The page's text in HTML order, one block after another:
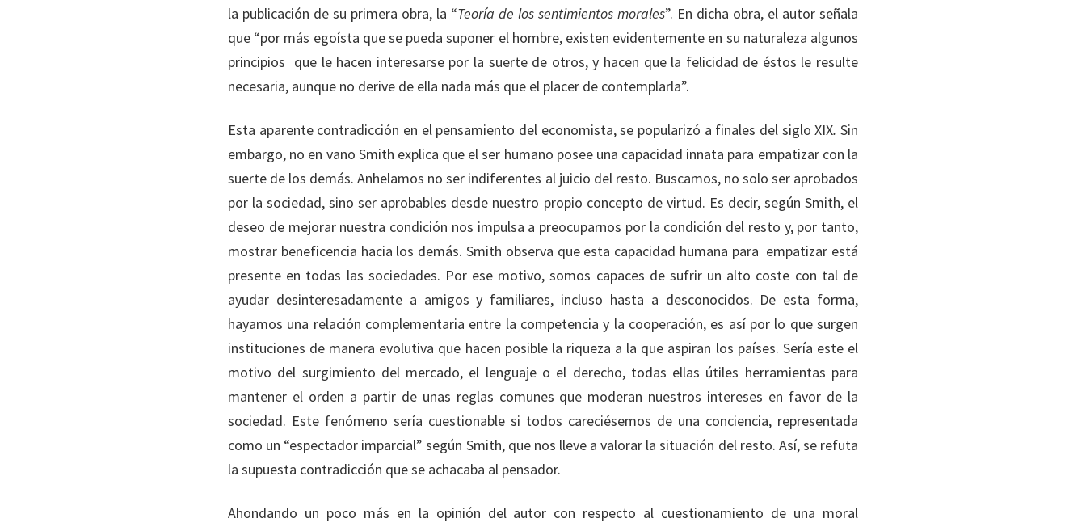
la publicación de su primera obra, la “Teoría de los sentimientos morales”. En dicha obra, el autor señala
que “por más egoísta que se pueda suponer el hombre, existen evidentemente en su naturaleza algunos
principios que le hacen interesarse por la suerte de otros, y hacen que la felicidad de éstos le resulte
necesaria, aunque no derive de ella nada más que el placer de contemplarla”.
Esta aparente contradicción en el pensamiento del economista, se popularizó a finales del siglo XIX.Sin
embargo, no en vano Smith explica que el ser humano posee una capacidad innata para empatizar con la
suerte de los demás. Anhelamos no ser indiferentes al juicio del resto. Buscamos, no solo ser aprobados
por la sociedad, sino ser aprobables desde nuestro propio concepto de virtud. Es decir, según Smith, el
deseo de mejorar nuestra condición nos impulsa a preocuparnos por la condición del resto y, por tanto,
mostrar beneficencia hacia los demás. Smith observa que esta capacidad humana para empatizar está
presente en todas las sociedades. Por ese motivo, somos capaces de sufrir un alto coste con tal de
ayudar desinteresadamente a amigos y familiares, incluso hasta a desconocidos. De esta forma,
hayamos una relación complementaria entre la competencia y la cooperación, es así por lo que surgen
instituciones de manera evolutiva que hacen posible la riqueza a la que aspiran los países. Sería este el
motivo del surgimiento del mercado, el lenguaje o el derecho, todas ellas útiles herramientas para
mantener el orden a partir de unas reglas comunes que moderan nuestros intereses en favor de la
sociedad. Este fenómeno sería cuestionable si todos careciésemos de una conciencia, representada
como un “espectador imparcial” según Smith, que nos lleve a valorar la situación del resto. Así, se refuta
la supuesta contradicción que se achacaba al pensador.
Ahondando un poco más en la opinión del autor con respecto al cuestionamiento de una moral